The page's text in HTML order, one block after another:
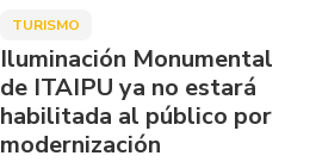
TURISMO
Iluminación Monumental
de ITAIPU ya no estará
habilitada al público por
modernización